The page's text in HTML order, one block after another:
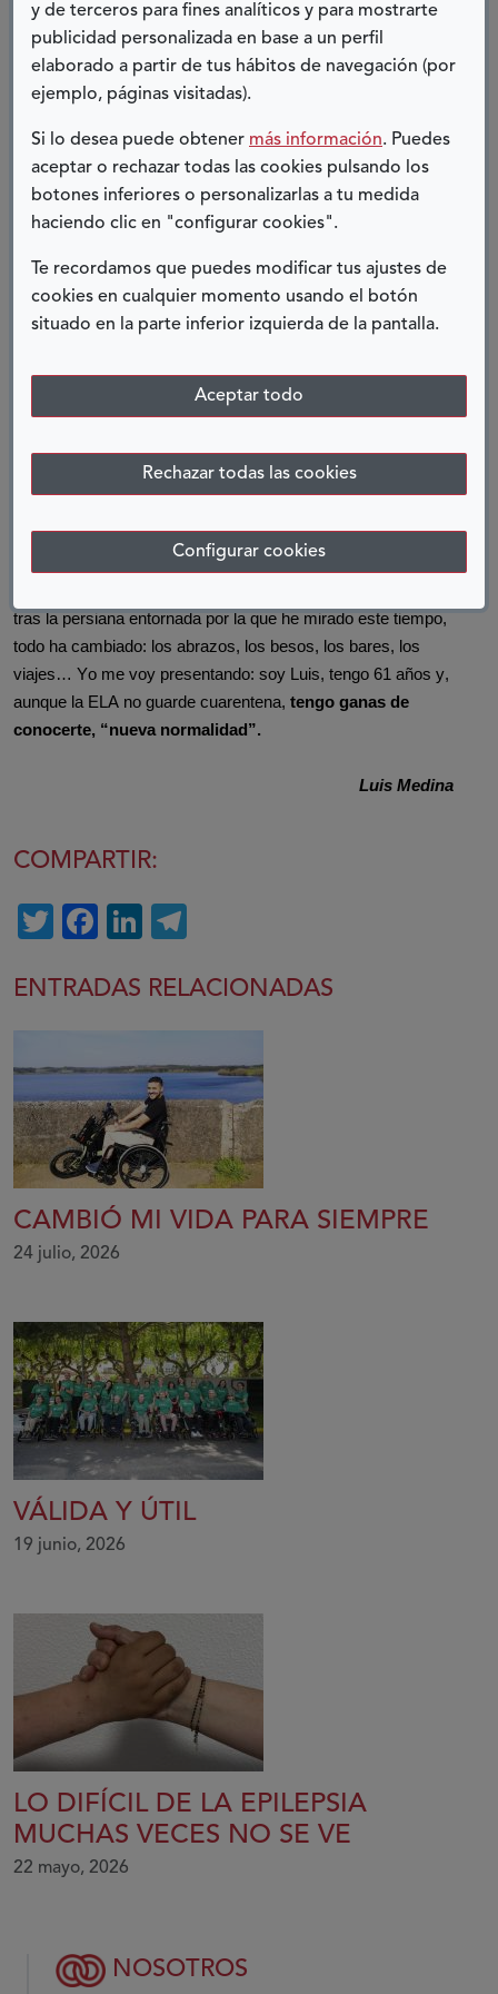
y de terceros para fines analíticos y para mostrarte
publicidad personalizada en base a un perfil
elaborado a partir de tus hábitos de navegación (por
ejemplo, páginas visitadas).
Si lo desea puede obtener más información. Puedes
aceptar o rechazar todas las cookies pulsando los
botones inferiores o personalizarlas a tu medida
haciendo clic en "configurar cookies".
Te recordamos que puedes modificar tus ajustes de
cookies en cualquier momento usando el botón
situado en la parte inferior izquierda de la pantalla.
Aceptar todo
Rechazar todas las cookies
Configurar cookies
famoso ‘pico’. Las enfermeras empezaron a reprogramar las
consultas más urgentes y, ante la pérdida notable de peso,
pudimos ir, por fin, al hospital. En menos de una semana
estaba en quirófano. La gastrostomía, una pequeño tubito
hidratarme adecuadamente.
La operación salió bien, pero horas más tarde me
diagnosticaron una neumonía bilateral. Me costaba mucho
respirar, la fiebre subía y la cosa se complicó mucho. Notaba
que me iba. Mis hijos, que no habían podido venir a verme
los últimos días por el protocolo del COVID, pudieron estar
conmigo y cogerme la mano, siguiendo unos estrictos
trabajo y al cariño de María y Alberto, dos de mis médicos;
estoy enormemente agradecido. En los momentos más
difíciles, en una crisis sanitaria que jamás ha vivido este
Un mes después, escribo estas líneas aún desde el hospital,
tras la persiana entornada por la que he mirado este tiempo,
todo ha cambiado: los abrazos, los besos, los bares, los
viajes… Yo me voy presentando: soy Luis, tengo 61 años y,
aunque la ELA no guarde cuarentena, tengo ganas de
conocerte, “nueva normalidad”.
Luis Medina
COMPARTIR:
TwitterFacebook
LinkedIn
ENTRADAS RELACIONADAS
CAMBIÓ MI VIDA PARA SIEMPRE
24 julio, 2026
VÁLIDA Y ÚTIL
19 junio, 2026
LO DIFÍCIL DE LA EPILEPSIA
MUCHAS VECES NO SE VE
22 mayo, 2026
NOSOTROS